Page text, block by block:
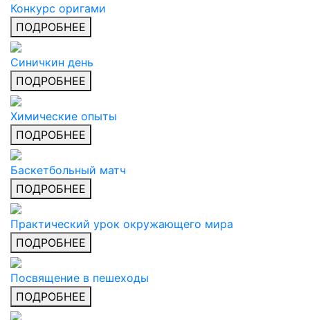
Конкурс оригами
ПОДРОБНЕЕ
Синичкин день
ПОДРОБНЕЕ
Химические опыты
ПОДРОБНЕЕ
Баскетбольный матч
ПОДРОБНЕЕ
Практический урок окружающего мира
ПОДРОБНЕЕ
Посвящение в пешеходы
ПОДРОБНЕЕ